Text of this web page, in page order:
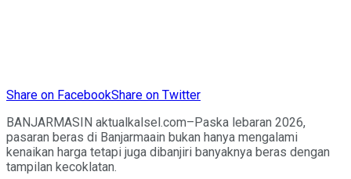
Share on FacebookShare on Twitter
BANJARMASIN aktualkalsel.com–Paska lebaran 2026,
pasaran beras di Banjarmaain bukan hanya mengalami
kenaikan harga tetapi juga dibanjiri banyaknya beras dengan
tampilan kecoklatan.